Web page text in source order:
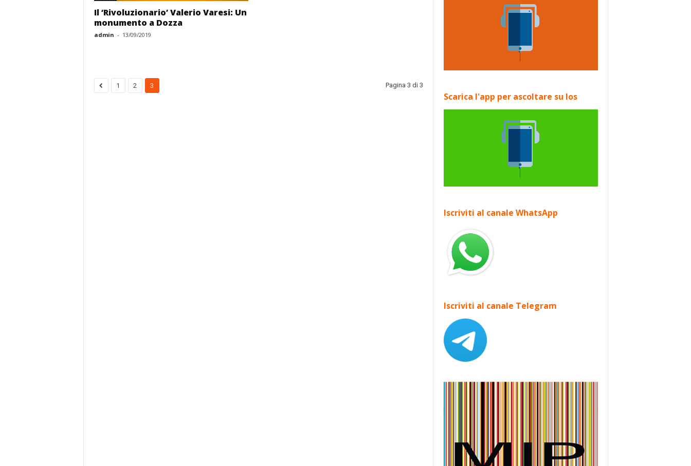
Il ‘Rivoluzionario’ Valerio Varesi: Un
monumento a Dozza
admin - 13/09/2019
1 2 3 Pagina 3 di 3
Scarica l'app per ascoltare su Ios
Iscriviti al canale WhatsApp
Iscriviti al canale Telegram